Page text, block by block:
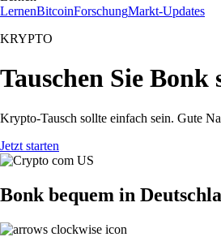
LernenBitcoinForschungMarkt-Updates
KRYPTO
Tauschen Sie
Krypto-Tausch sollte einfach sein. Gute
Jetzt starten
Bonk bequem in